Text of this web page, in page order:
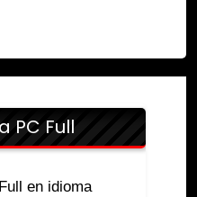
PC Full
en idioma